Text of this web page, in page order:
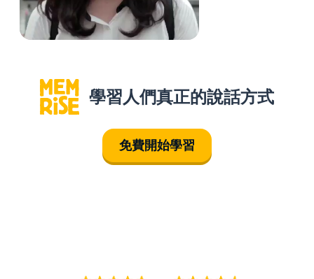
學習人們真正的說話方式
免費開始學習